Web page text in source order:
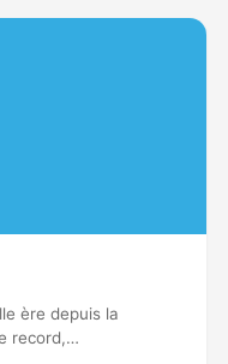
ère depuis la
record,…